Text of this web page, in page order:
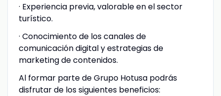
· Experiencia previa, valorable en el sector
turístico.
· Conocimiento de los canales de
comunicación digital y estrategias de
marketing de contenidos.
Al formar parte de Grupo Hotusa podrás
disfrutar de los siguientes beneficios: